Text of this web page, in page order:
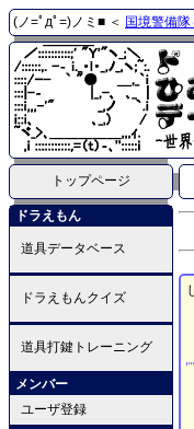
(ノ=ﾟдﾟ=)ノミ■ ＜ 国境警備隊
トップページ
ドラえもん
道具データベース
ドラえもんクイズ
道具打鍵トレーニング
メンバー
ユーザ登録